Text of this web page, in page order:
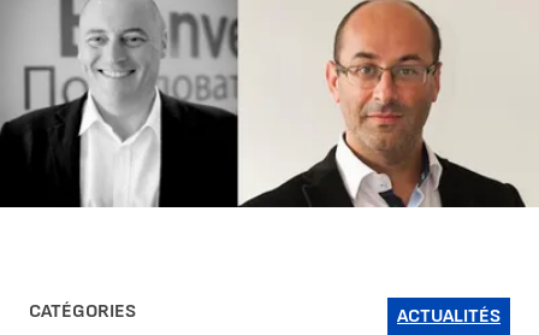
CATÉGORIES ACTUALITÉS